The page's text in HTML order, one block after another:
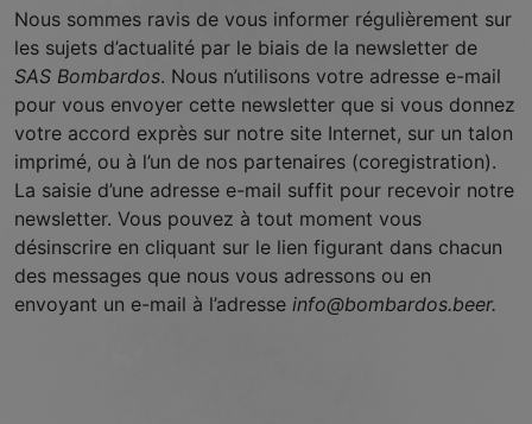
Nous sommes ravis de vous informer régulièrement sur
les sujets d’actualité par le biais de la newsletter de
SAS Bombardos. Nous n’utilisons votre adresse e-mail
pour vous envoyer cette newsletter que si vous donnez
votre accord exprès sur notre site Internet, sur un talon
imprimé, ou à l’un de nos partenaires (coregistration).
La saisie d’une adresse e-mail suffit pour recevoir notre
newsletter. Vous pouvez à tout moment vous
désinscrire en cliquant sur le lien figurant dans chacun
des messages que nous vous adressons ou en
envoyant un e-mail à l’adresse info@bombardos.beer.